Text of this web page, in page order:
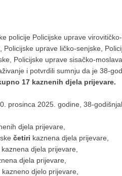
policije Policijske uprave
uprave ličko-senjske,
Policijske uprave sisačko-
i potvrdili sumnju da je 38-
17 kaznenih djela prijevare.
prosinca 2025. godine, 38-
djela prijevare,
četiri kaznena djela prijevare,
kaznena djela prijevare,
djela prijevare,
kazneno djelo prijevare,